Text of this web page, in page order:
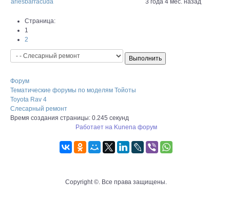
ariesbarracuda
3 года 4 мес. назад
Страница:
1
2
Форум
Тематические форумы по моделям Тойоты
Toyota Rav 4
Слесарный ремонт
Время создания страницы: 0.245 секунд
Работает на Kunena форум
Copyright ©. Все права защищены.